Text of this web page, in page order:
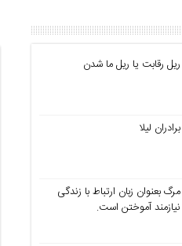
ریل رقابت یا ریل ما شدن
برادران لیلا
مرگ بعنوان زبان ارتباط با زندگی
نیازمند آموختن است.